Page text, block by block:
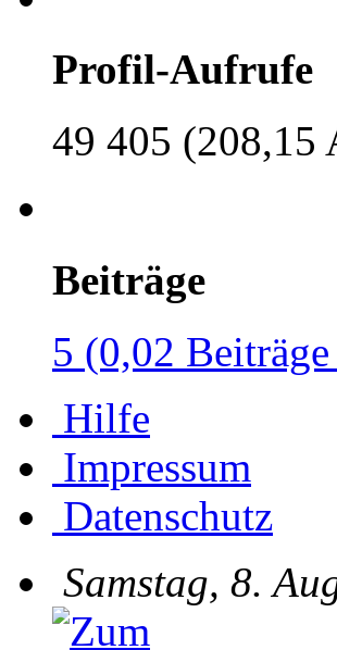
Profil-Aufrufe
49 405 (208,15
Beiträge
5 (0,02
Hilfe
Impressum
Datenschutz
Samstag, 8.